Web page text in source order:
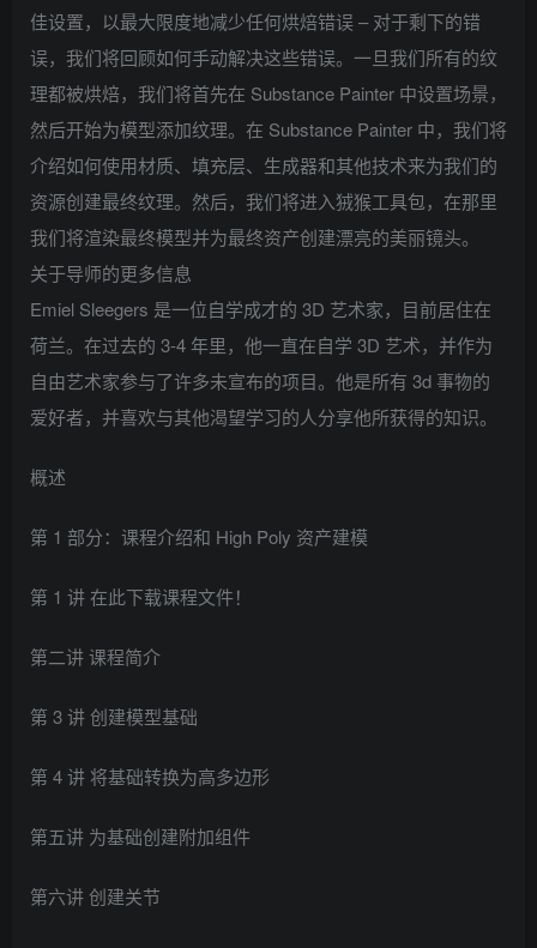
佳设置，以最大限度地减少任何烘焙错误 – 对于剩下的错
误，我们将回顾如何手动解决这些错误。一旦我们所有的纹
理都被烘焙，我们将首先在 Substance Painter 中设置场景，
然后开始为模型添加纹理。在 Substance Painter 中，我们将
介绍如何使用材质、填充层、生成器和其他技术来为我们的
资源创建最终纹理。然后，我们将进入狨猴工具包，在那里
我们将渲染最终模型并为最终资产创建漂亮的美丽镜头。
关于导师的更多信息
Emiel Sleegers 是一位自学成才的 3D 艺术家，目前居住在
荷兰。在过去的 3-4 年里，他一直在自学 3D 艺术，并作为
自由艺术家参与了许多未宣布的项目。他是所有 3d 事物的
爱好者，并喜欢与其他渴望学习的人分享他所获得的知识。
概述
第 1 部分：课程介绍和 High Poly 资产建模
第 1 讲 在此下载课程文件！
第二讲 课程简介
第 3 讲 创建模型基础
第 4 讲 将基础转换为高多边形
第五讲 为基础创建附加组件
第六讲 创建关节